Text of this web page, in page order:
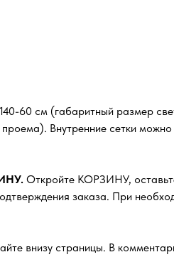
60 см (габаритный размер
Внутренние сетки можно
Откройте КОРЗИНУ,
заказа. При
внизу страницы. В